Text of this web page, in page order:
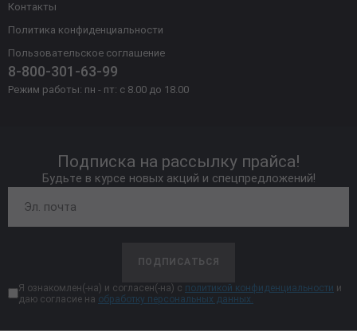
Контакты
Политика конфиденциальности
Пользовательское соглашение
8-800-301-63-99
Режим работы: пн - пт: с 8.00 до 18.00
Подписка на рассылку прайса!
Будьте в курсе новых акций и спецпредложений!
ПОДПИСАТЬСЯ
Я ознакомлен(-на) и согласен(-на) с политикой конфиденциальности и
даю согласие на обработку персональных данных.